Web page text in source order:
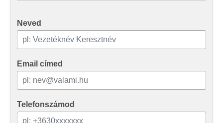
Neved
Email címed
Telefonszámod